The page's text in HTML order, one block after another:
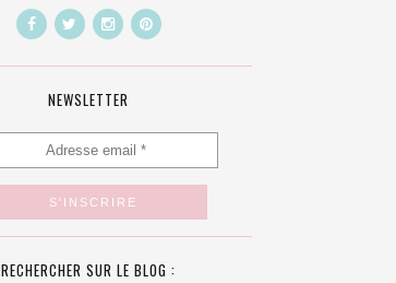
NEWSLETTER
RECHERCHER SUR LE BLOG :